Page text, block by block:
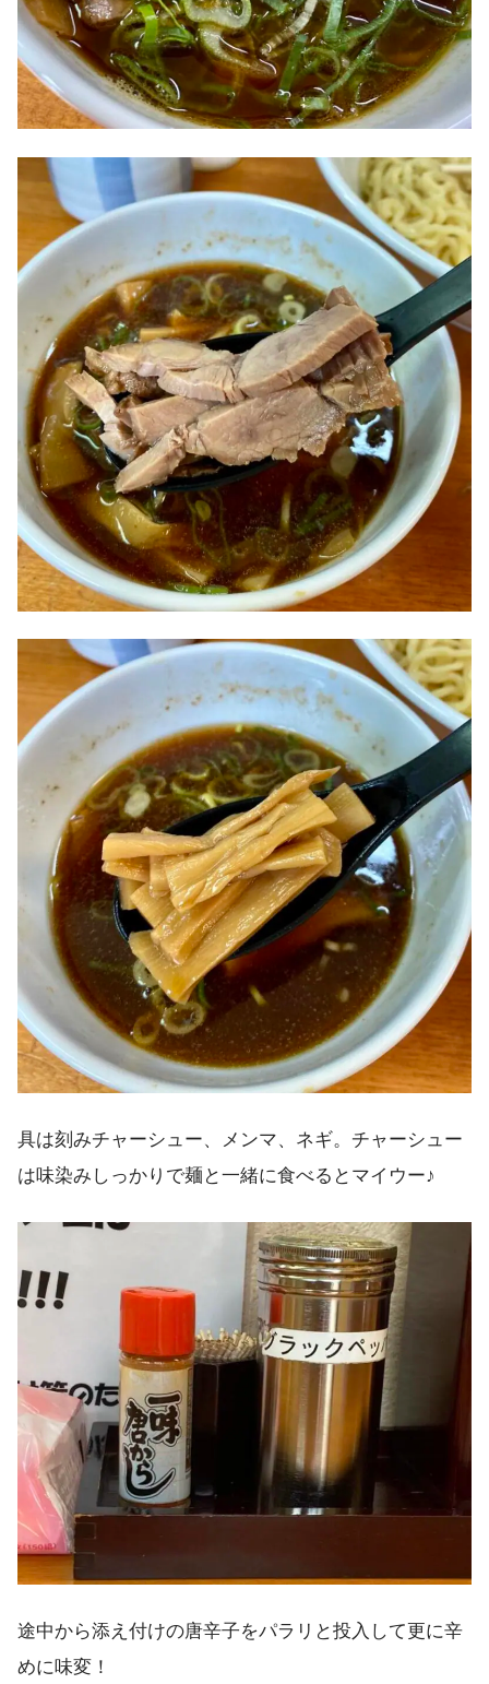
具は刻みチャーシュー、メンマ、ネギ。チャーシュー
は味染みしっかりで麺と一緒に食べるとマイウー♪
途中から添え付けの唐辛子をパラリと投入して更に辛
めに味変！